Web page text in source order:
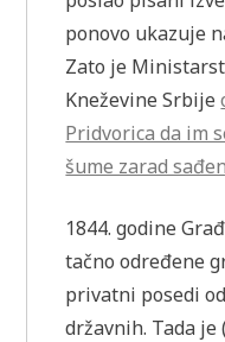
ponovo ukazuje
Zato je
Kneževine Srbije
Pridvorica da im
šume zarad
1844. godine
tačno određene
privatni posedi
državnih. Tada je